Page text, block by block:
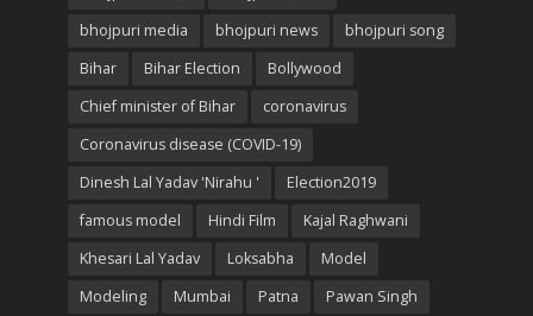
bhojpuri media
bhojpuri news
bhojpuri song
Bihar
Bihar Election
Bollywood
Chief minister of Bihar
coronavirus
Coronavirus disease (COVID-19)
Dinesh Lal Yadav 'Nirahu '
Election2019
famous model
Hindi Film
Kajal Raghwani
Khesari Lal Yadav
Loksabha
Model
Modeling
Mumbai Patna Pawan Singh